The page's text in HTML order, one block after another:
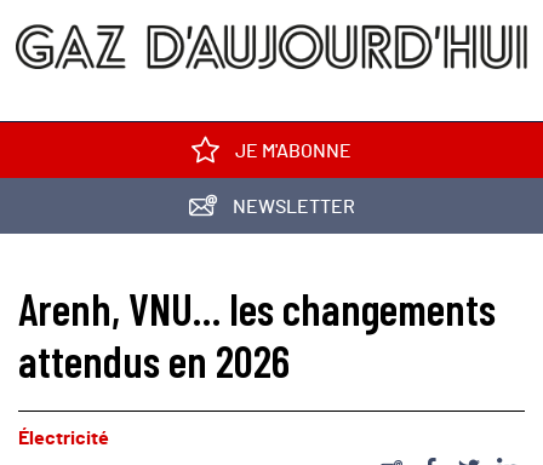
JE M'ABONNE
NEWSLETTER
Arenh, VNU… les changements
attendus en 2026
Électricité